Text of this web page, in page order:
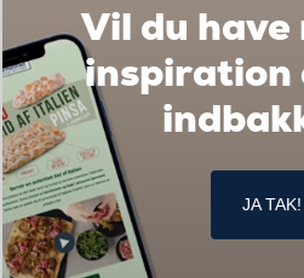
Vil du
inspiration
JA TAK!